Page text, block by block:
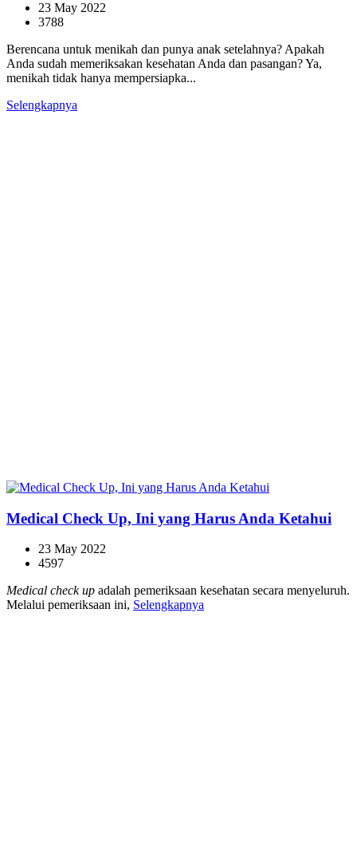
23 May 2022
3788
Berencana untuk menikah dan punya anak setelahnya? Apakah
Anda sudah memeriksakan kesehatan Anda dan pasangan? Ya,
menikah tidak hanya mempersiapka...
Selengkapnya
Medical Check Up, Ini yang Harus Anda Ketahui
23 May 2022
4597
Medical check up adalah pemeriksaan kesehatan secara menyeluruh.
Melalui pemeriksaan ini, Selengkapnya